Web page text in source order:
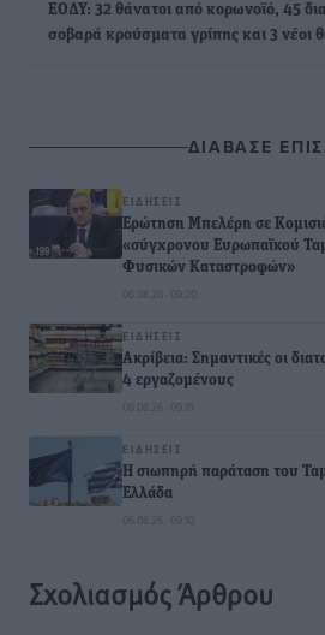
ΕΟΔΥ: 32 θάνατοι από κορωνοϊό, 45
σοβαρά κρούσματα γρίπης και 3 νέοι
ΔΙΑΒΑΣΕ
ΕΙΔΉΣΕΙΣ
Ερώτηση Μπελέρη σε
«σύγχρονου Ευρωπαϊκού
Φυσικών Καταστροφών»
06.08.26 · 09:20
ΕΙΔΉΣΕΙΣ
Ακρίβεια: Σημαντικές οι
4 εργαζομένους
06.08.26 · 09:15
ΕΙΔΉΣΕΙΣ
Η σιωπηρή παράταση του
Ελλάδα
06.08.26 · 09:10
Σχολιασμός Άρθρου